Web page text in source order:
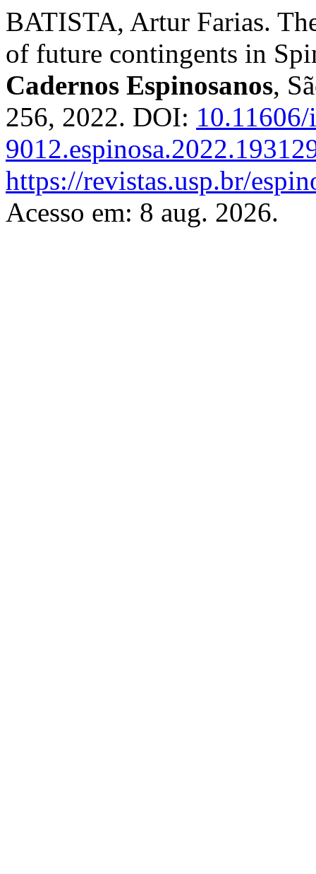
BATISTA, Artur Farias.
of future contingents in
Cadernos Espinosanos,
256, 2022. DOI:
https://revistas.usp.br/
Acesso em: 8 aug. 2026.